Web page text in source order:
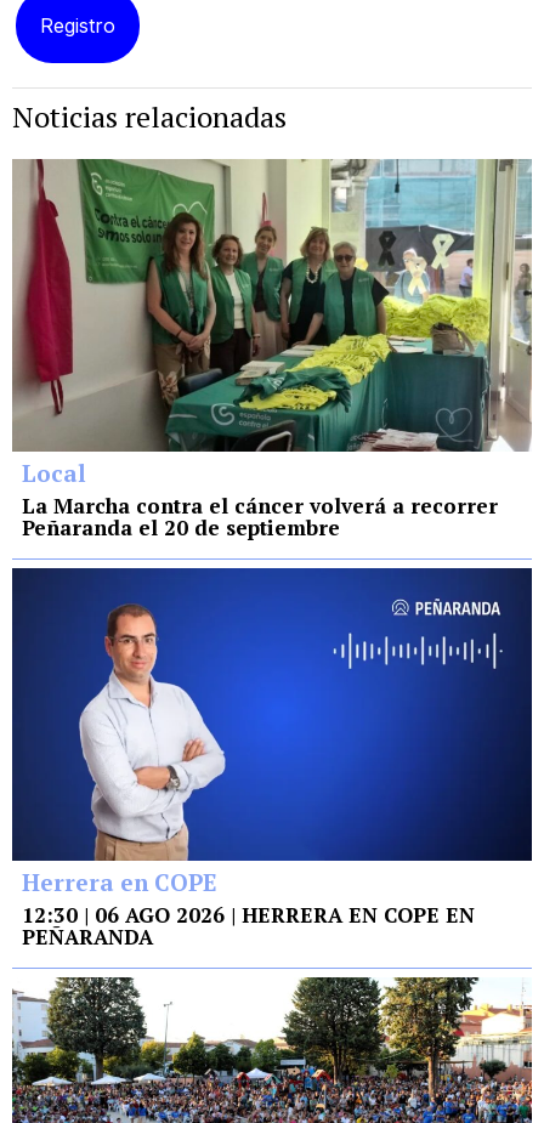
Noticias relacionadas
Local
La Marcha contra el cáncer volverá a recorrer
Peñaranda el 20 de septiembre
Herrera en COPE
12:30 | 06 AGO 2026 | HERRERA EN COPE EN
PEÑARANDA